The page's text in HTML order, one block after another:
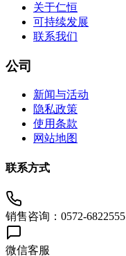
关于仁恒
可持续发展
联系我们
公司
新闻与活动
隐私政策
使用条款
网站地图
联系方式
销售咨询：0572-6822555
微信客服